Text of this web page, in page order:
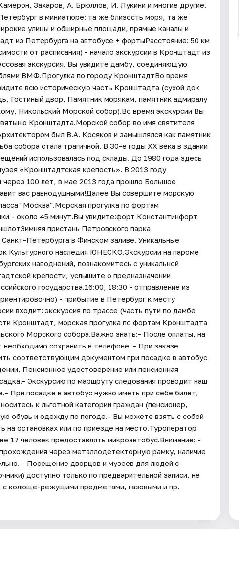
Захаров, А. Брюллов, И. Лукини и многие другие.
в миниатюре: та же близость моря, та же
улицы и обширные площади, прямые каналы и
из Петербурга на автобусе + фортыРасстояние: 50 км
от расписания) - начало экскурсии в Кронштадт из
экскурсия. Вы увидите дамбу, соединяющую
ВМФ.Прогулка по городу КронштадтВо время
всю историческую часть Кронштадта (сухой док
Гостиный двор, Памятник морякам, памятник адмиралу
Никольский Морской собор).Во время экскурсии Вы
Кронштадта.Морской собор во имя святителя
был В.А. Косяков и замышлялся как памятник
собора стала трагичной. В 30-е годы XX века в здании
использовалась под склады. До 1980 года здесь
«Кронштадтская крепость». В 2013 году
100 лет, в мае 2013 года прошло Большое
вас равнодушными!Далее Вы совершите морскую
"Москва".Морская прогулка по фортам
- около 45 минут.Вы увидите:форт Константинфорт
пристань Петровского парка
Петербурга в Финском заливе. Уникальные
Культурного наследия ЮНЕСКО.Экскурсии на пароме
наводнений, познакомитесь с уникальной
крепости, услышите о предназначении
государства.16:00, 18:30 - отправление из
- прибытие в Петербург к месту
входит: экскурсия по трассе (часть пути по дамбе
Кронштадт, морская прогулка по фортам Кронштадта
Морского собора.Важно знать:- После оплаты, на
сохранить в телефоне. - При заказе
соответствующим документом при посадке в автобус
Пенсионное удостоверение или пенсионная
Экскурсию по маршруту следования проводит наш
При посадке в автобус нужно иметь при себе билет,
к льготной категории граждан (пенсионер,
обувь и одежду по погоде.- Вы можете взять с собой
остановках или по приезде на место.Туроператор
17 человек предоставлять микроавтобус.Внимание: -
через металлодетекторную рамку, наличие
- Посещение дворцов и музеев для людей с
доступно только по предварительной записи, не
колюще-режущими предметами, газовыми и пр.